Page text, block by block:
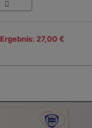
Ergebnis: 27,00 €